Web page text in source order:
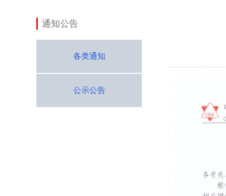
通知公告
各类通知
公示公告